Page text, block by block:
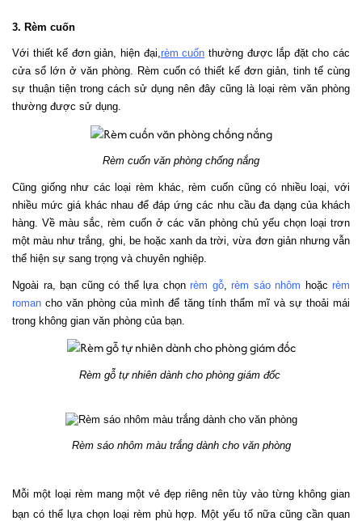
3. Rèm cuốn
Với thiết kế đơn giản, hiện đại,rèm cuốn thường được lắp đặt cho các
cửa sổ lớn ở văn phòng. Rèm cuốn có thiết kế đơn giản, tinh tế cùng
sự thuận tiện trong cách sử dụng nên đây cũng là loại rèm văn phòng
thường được sử dụng.
Rèm cuốn văn phòng chống nắng
Cũng giống như các loại rèm khác, rèm cuốn cũng có nhiều loại, với
nhiều mức giá khác nhau để đáp ứng các nhu cầu đa dạng của khách
hàng. Về màu sắc, rèm cuốn ở các văn phòng chủ yếu chọn loại trơn
một màu như trắng, ghi, be hoặc xanh da trời, vừa đơn giản nhưng vẫn
thể hiện sự sang trọng và chuyên nghiệp.
Ngoài ra, bạn cũng có thể lựa chọn rèm gỗ, rèm sáo nhôm hoặc rèm
roman cho văn phòng của mình để tăng tính thẩm mĩ và sự thoải mái
trong không gian văn phòng của bạn.
Rèm gỗ tự nhiên dành cho phòng giám đốc
Rèm sáo nhôm màu trắng dành cho văn phòng
Mỗi một loại rèm mang một vẻ đẹp riêng nên tùy vào từng không gian
bạn có thể lựa chọn loại rèm phù hợp. Một yếu tố nữa cũng cần quan